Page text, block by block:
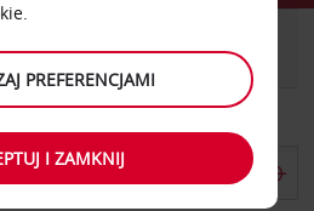
DOSTAWCZY
PREFERENCJAMI
I ZAMKNIJ